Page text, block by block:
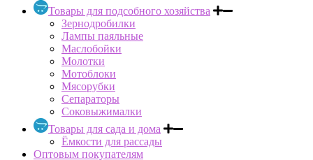
Товары для подсобного хозяйства
Зернодробилки
Лампы паяльные
Маслобойки
Молотки
Мотоблоки
Мясорубки
Сепараторы
Соковыжималки
Товары для сада и дома
Ёмкости для рассады
Оптовым покупателям